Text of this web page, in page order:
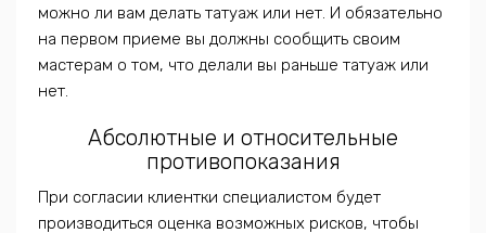
можно ли вам делать татуаж или нет. И обязательно
на первом приеме вы должны сообщить своим
мастерам о том, что делали вы раньше татуаж или
нет.
Абсолютные и относительные
противопоказания
При согласии клиентки специалистом будет
производиться оценка возможных рисков, чтобы